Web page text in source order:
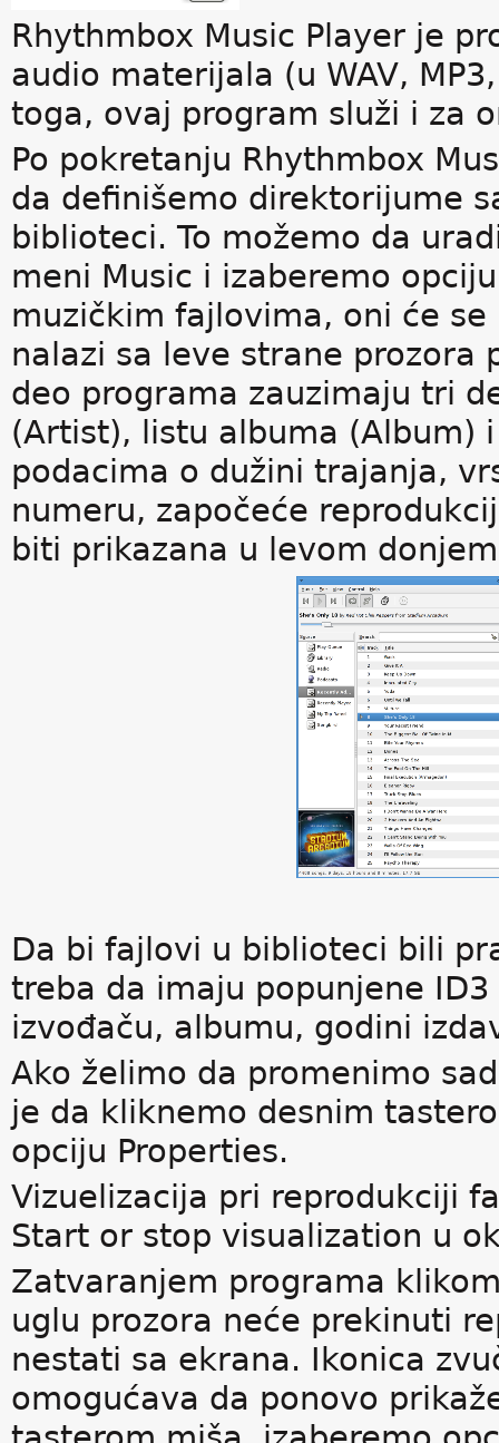
Rhythmbox Music Player je
audio materijala (u WAV,
toga, ovaj program služi i za
Po pokretanju Rhythmbox
da definišemo direktorijume
biblioteci. To možemo da
meni Music i izaberemo
muzičkim fajlovima, oni će
nalazi sa leve strane prozora
deo programa zauzimaju tri
(Artist), listu albuma (Album)
podacima o dužini trajanja,
numeru, započeće
biti prikazana u levom
Da bi fajlovi u biblioteci bili
treba da imaju popunjene
izvođaču, albumu, godini
Ako želimo da promenimo
je da kliknemo desnim
opciju Properties.
Vizuelizacija pri reprodukciji
Start or stop visualization u
Zatvaranjem programa
uglu prozora neće prekinuti
nestati sa ekrana. Ikonica
omogućava da ponovo